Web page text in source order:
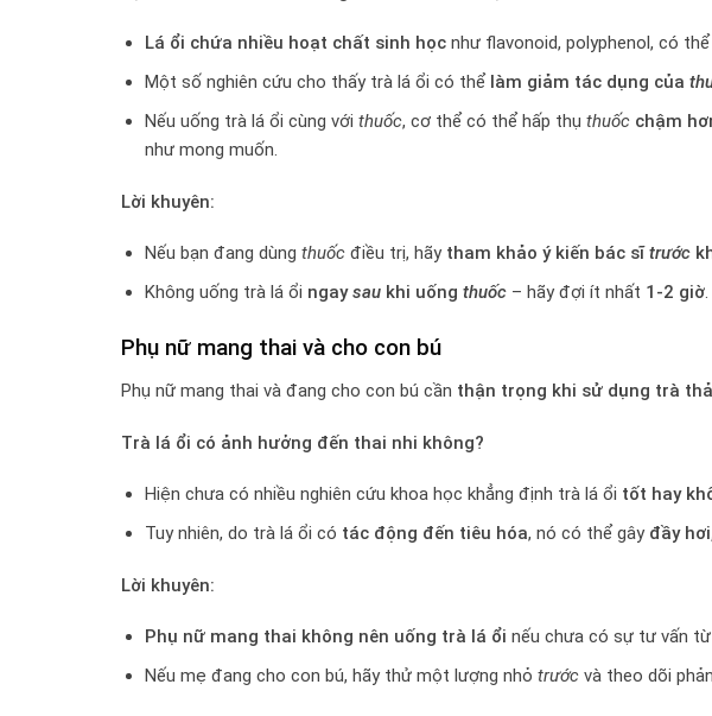
Lá ổi chứa nhiều hoạt chất sinh họcnhư flavonoid, polyphenol, có thể
Một số nghiên cứu cho thấy trà lá ổi có thể làm giảm tác dụng của
Nếu uống trà lá ổi cùng với thuốc, cơ thể có thể hấp thụ thuốc chậm
như mong muốn.
Lời khuyên:
Nếu bạn đang dùng thuốc điều trị, hãy tham khảo ý kiến bác sĩtrước
Không uống trà lá ổi ngaysau khi uống thuốc– hãy đợi ít nhất 1-2 giờ.
Phụ nữ mang thai và cho con bú
Phụ nữ mang thai và đang cho con bú cần thận trọng khi sử dụng trà
Trà lá ổi có ảnh hưởng đến thai nhi không?
Hiện chưa có nhiều nghiên cứu khoa học khẳng định trà lá ổi tốt hay
Tuy nhiên, do trà lá ổi có tác động đến tiêu hóa, nó có thể gây đầy
Lời khuyên:
Phụ nữ mang thai không nên uống trà lá ổi nếu chưa có sự tư vấn
Nếu mẹ đang cho con bú, hãy thử một lượng nhỏ trước và theo dõi